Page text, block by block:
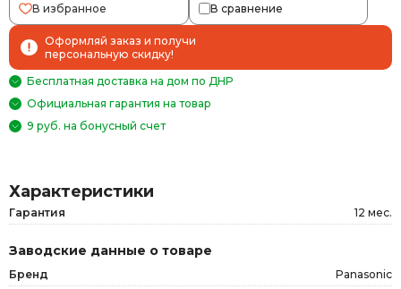
В избранное В сравнение
Оформляй заказ и получи
персональную скидку!
Бесплатная доставка на дом по ДНР
Официальная гарантия на товар
9 руб. на бонусный счет
Характеристики
Гарантия 12 мес.
Заводские данные о товаре
Бренд
Panasonic